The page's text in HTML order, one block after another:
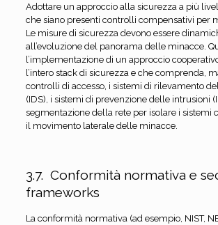
Adottare un approccio alla sicurezza a più
che siano presenti controlli compensativi per
Le misure di sicurezza devono essere
all’evoluzione del panorama delle minacce.
l’implementazione di un approccio
l’intero stack di sicurezza e che comprenda,
controlli di accesso, i sistemi di rilevamento
(IDS), i sistemi di prevenzione delle intrusioni
segmentazione della rete per isolare i sistemi
il movimento laterale delle minacce.
3.7. Conformità normativa e
frameworks
La conformità normativa (ad esempio, NIST,